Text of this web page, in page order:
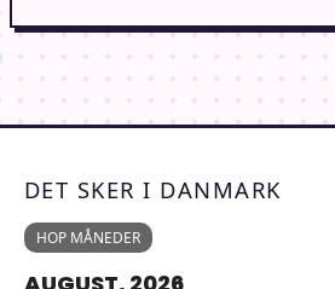
DET SKER I DANMARK
HOP MÅNEDER